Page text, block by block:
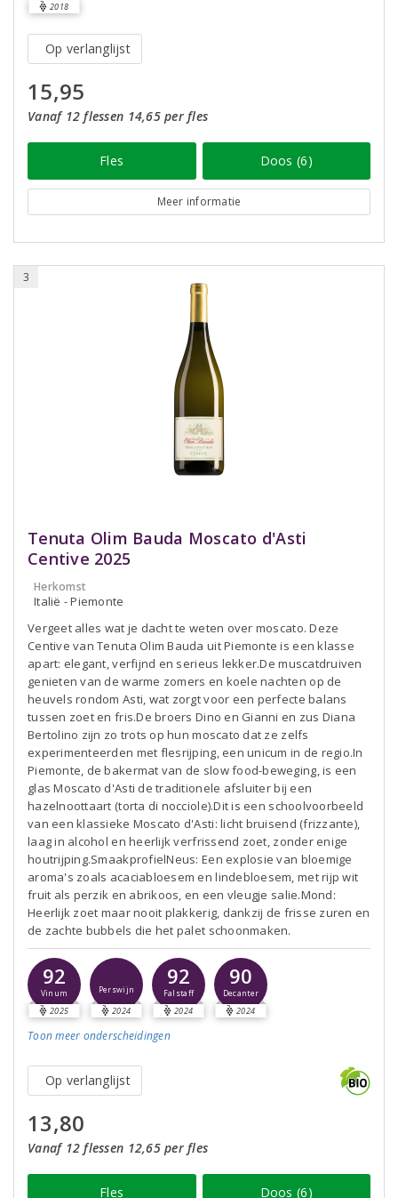
2018
Op verlanglijst
15,95
Vanaf 12 flessen 14,65 per fles
Fles Doos (6)
Meer informatie
3
Tenuta Olim Bauda Moscato d'Asti
Centive 2025
Herkomst
Italië - Piemonte
Vergeet alles wat je dacht te weten over moscato. Deze
Centive van Tenuta Olim Bauda uit Piemonte is een klasse
apart: elegant, verfijnd en serieus lekker.De muscatdruiven
genieten van de warme zomers en koele nachten op de
heuvels rondom Asti, wat zorgt voor een perfecte balans
tussen zoet en fris.De broers Dino en Gianni en zus Diana
Bertolino zijn zo trots op hun moscato dat ze zelfs
experimenteerden met flesrijping, een unicum in de regio.In
Piemonte, de bakermat van de slow food-beweging, is een
glas Moscato d'Asti de traditionele afsluiter bij een
hazelnoottaart (torta di nocciole).Dit is een schoolvoorbeeld
van een klassieke Moscato d'Asti: licht bruisend (frizzante),
laag in alcohol en heerlijk verfrissend zoet, zonder enige
houtrijping.SmaakprofielNeus: Een explosie van bloemige
aroma's zoals acaciabloesem en lindebloesem, met rijp wit
fruit als perzik en abrikoos, en een vleugje salie.Mond:
Heerlijk zoet maar nooit plakkerig, dankzij de frisse zuren en
de zachte bubbels die het palet schoonmaken.
92
Vinum
2025
Perswijn
2024
92
Falstaff
2024
90
Decanter
2024
Toon meer onderscheidingen
Op verlanglijst
13,80
Vanaf 12 flessen 12,65 per fles
Fles Doos (6)